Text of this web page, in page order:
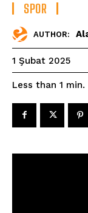
SPOR
AUTHOR:
1 Şubat 2025
Less than 1 min.